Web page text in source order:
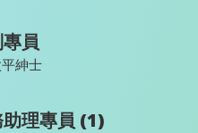
員
紳士
理專員 (1)